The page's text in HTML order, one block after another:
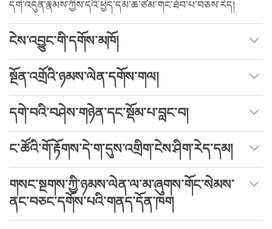
དགེ་འདུན་རྣམས་ཀྱིས་དེའི་ཕྱེད་དམ་ཆ་ཙམ་གང་ཐོབ་པ་བཅས་རེད།
ངེས་འབྱུང་གི་དགོས་མཁོ།
སྔོན་འགྲོའི་ཉམས་ལེན་དགོས་གལ།
དགེ་བའི་བཤེས་གཉེན་དང་སྡོམ་པ་བླང་བ།
ང་ཚོའི་གོ་རྟོགས་དེ་ག་དུས་འགྲིག་ངེས་ཤིག་རེད་དམ།
གསང་སྔགས་ཀྱི་ཉམས་ལེན་ལ་མ་ཞུགས་གོང་སེམས་
ནང་བཅང་དགོས་པའི་གནད་དོན་ཁག